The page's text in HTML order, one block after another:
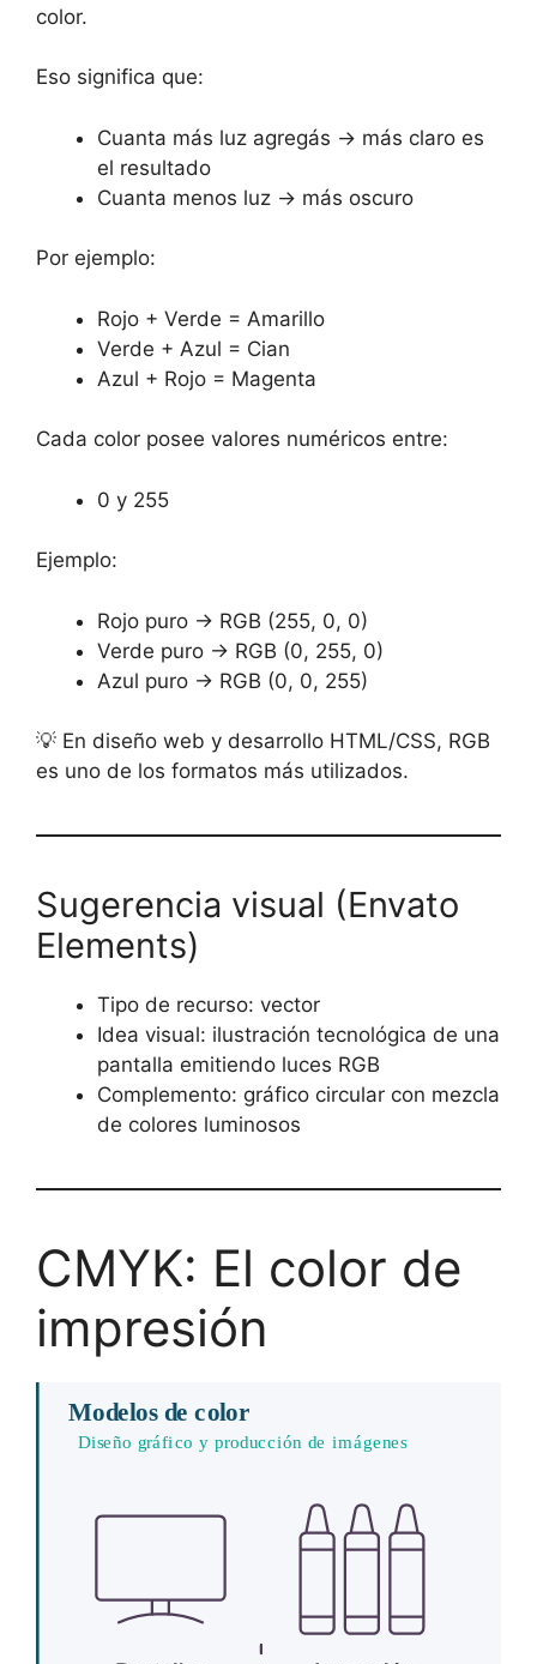
color.
Eso significa que:
Cuanta más luz agregás → más claro es
el resultado
Cuanta menos luz → más oscuro
Por ejemplo:
Rojo + Verde = Amarillo
Verde + Azul = Cian
Azul + Rojo = Magenta
Cada color posee valores numéricos entre:
0 y 255
Ejemplo:
Rojo puro → RGB (255, 0, 0)
Verde puro → RGB (0, 255, 0)
Azul puro → RGB (0, 0, 255)
💡 En diseño web y desarrollo HTML/CSS, RGB
es uno de los formatos más utilizados.
Sugerencia visual (Envato
Elements)
Tipo de recurso: vector
Idea visual: ilustración tecnológica de una
pantalla emitiendo luces RGB
Complemento: gráfico circular con mezcla
de colores luminosos
CMYK: El color de
impresión